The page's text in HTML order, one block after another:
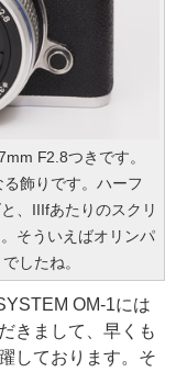
F2.8つきです。
飾りです。ハーフ
、IIIfあたりのスクリ
そういえばオリンパ
したね。
OM-1には
きまして、早くも
しております。そ